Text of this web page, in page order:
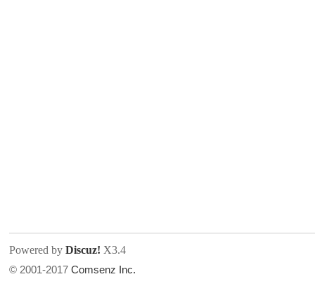
Powered byDiscuz! X3.4
© 2001-2017Comsenz Inc.